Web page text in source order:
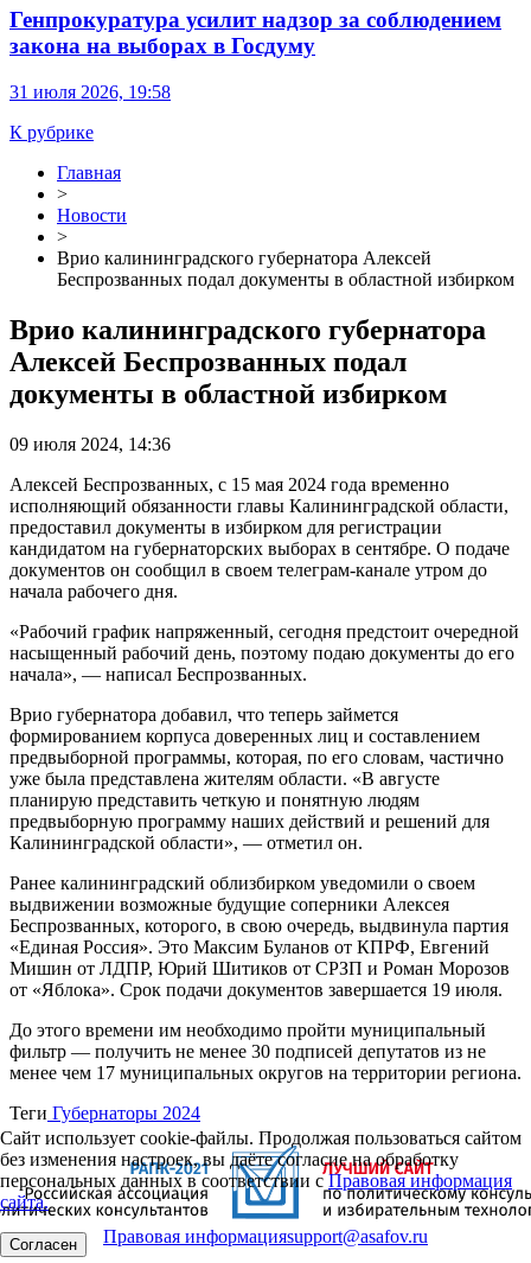
Генпрокуратура усилит надзор за соблюдением
закона на выборах в Госдуму
31 июля 2026, 19:58
К рубрике
Главная
>
Новости
>
Врио калининградского губернатора Алексей
Беспрозванных подал документы в областной избирком
Врио калининградского губернатора
Алексей Беспрозванных подал
документы в областной избирком
09 июля 2024, 14:36
Алексей Беспрозванных, с 15 мая 2024 года временно
исполняющий обязанности главы Калининградской области,
предоставил документы в избирком для регистрации
кандидатом на губернаторских выборах в сентябре. О подаче
документов он сообщил в своем телеграм-канале утром до
начала рабочего дня.
«Рабочий график напряженный, сегодня предстоит очередной
насыщенный рабочий день, поэтому подаю документы до его
начала», — написал Беспрозванных.
Врио губернатора добавил, что теперь займется
формированием корпуса доверенных лиц и составлением
предвыборной программы, которая, по его словам, частично
уже была представлена жителям области. «В августе
планирую представить четкую и понятную людям
предвыборную программу наших действий и решений для
Калининградской области», — отметил он.
Ранее калининградский облизбирком уведомили о своем
выдвижении возможные будущие соперники Алексея
Беспрозванных, которого, в свою очередь, выдвинула партия
«Единая Россия». Это Максим Буланов от КПРФ, Евгений
Мишин от ЛДПР, Юрий Шитиков от СРЗП и Роман Морозов
от «Яблока». Срок подачи документов завершается 19 июля.
До этого времени им необходимо пройти муниципальный
фильтр — получить не менее 30 подписей депутатов из не
менее чем 17 муниципальных округов на территории региона.
Теги Губернаторы 2024
Сайт использует cookie-файлы. Продолжая пользоваться сайтом
без изменения настроек, вы даёте согласие на обработку
персональных данных в соответствии сПравовая информация
сайта.
Согласен Правовая информацияsupport@asafov.ru